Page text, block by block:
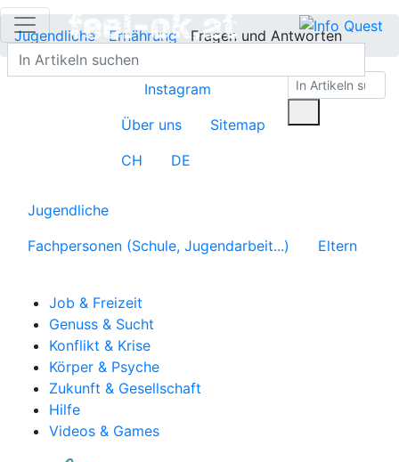
Jugendliche Ernährung Fragen und Antworten
Instagram
Über uns
Sitemap
CH
DE
Jugendliche
Fachpersonen (Schule, Jugendarbeit...)
Eltern
Job & Freizeit
Genuss & Sucht
Konflikt & Krise
Körper & Psyche
Zukunft & Gesellschaft
Hilfe
Videos & Games